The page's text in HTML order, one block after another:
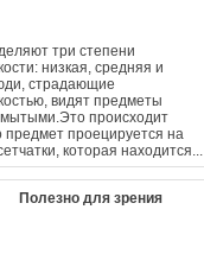
три степени
низкая, средняя и
страдающие
видят предметы
происходит
предмет проецируется на
которая находится...
Полезно для зрения